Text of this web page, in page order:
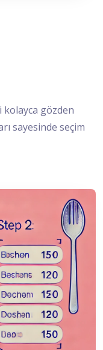
kolayca gözden
sayesinde seçim